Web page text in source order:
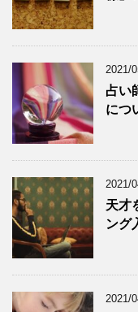
2021/
占い
につ
2021/
天才
ング
2021/